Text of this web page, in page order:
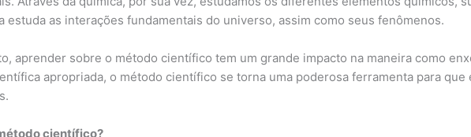
estuda as interações fundamentais do universo, assim como seus fenômenos.
aprender sobre o método científico tem um grande impacto na maneira como
apropriada, o método científico se torna uma poderosa ferramenta para
científico?